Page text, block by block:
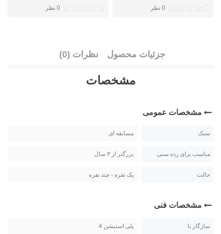
0 نظر 0 نظر
جزئیات محصول نظرات (0)
مشخصات
مشخصات عمومی
سبک مسابقه ای
مناسب برای رده سنی بزرگتر از ۳ سال
حالت یک نفره - چند نفره
مشخصات فنی
سازگار با پلی استیشن 4